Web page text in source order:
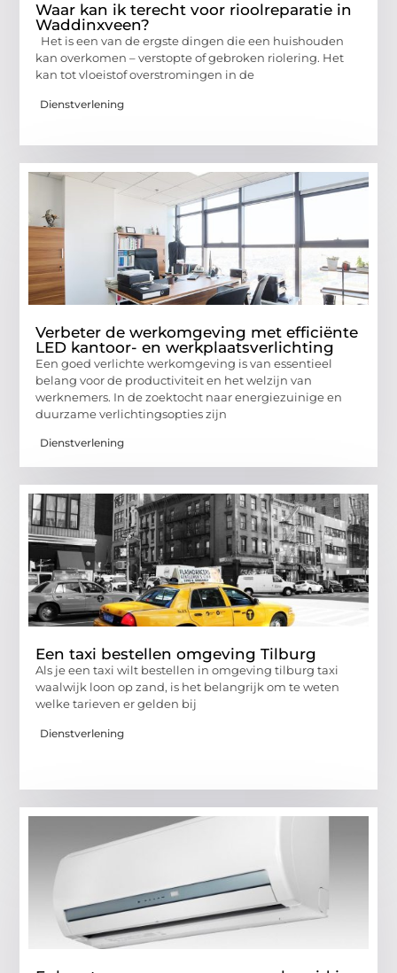
Waar kan ik terecht voor rioolreparatie in
Waddinxveen?
Het is een van de ergste dingen die een huishouden
kan overkomen – verstopte of gebroken riolering. Het
kan tot vloeistof overstromingen in de
Dienstverlening
Verbeter de werkomgeving met efficiënte
LED kantoor- en werkplaatsverlichting
Een goed verlichte werkomgeving is van essentieel
belang voor de productiviteit en het welzijn van
werknemers. In de zoektocht naar energiezuinige en
duurzame verlichtingsopties zijn
Dienstverlening
Een taxi bestellen omgeving Tilburg
Als je een taxi wilt bestellen in omgeving tilburg taxi
waalwijk loon op zand, is het belangrijk om te weten
welke tarieven er gelden bij
Dienstverlening